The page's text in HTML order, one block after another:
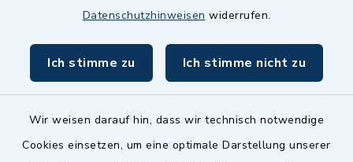
Datenschutzhinweisen widerrufen.
Ich stimme zu Ich stimme nicht zu
Wir weisen darauf hin, dass wir technisch notwendige
Cookies einsetzen, um eine optimale Darstellung unserer